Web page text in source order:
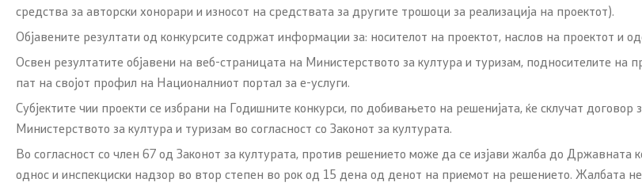
средства за авторски хонорари и износот на средствата за другите трошоци за реализација на проектот).
Објавените резултати од конкурсите содржат информации за: носителот на проектот, наслов на проектот и
Освен резултатите објавени на веб-страницата на Министерството за култура и туризам, подносителите на
пат на својот профил на Националниот портал за е-услуги.
Субјектите чии проекти се избрани на Годишните конкурси, по добивањето на решенијата, ќе склучат
Министерството за култура и туризам во согласност со Законот за културата.
Во согласност со член 67 од Законот за културата, против решението може да се изјави жалба до
однос и инспекциски надзор во втор степен во рок од 15 дена од денот на приемот на решението. Жалбата